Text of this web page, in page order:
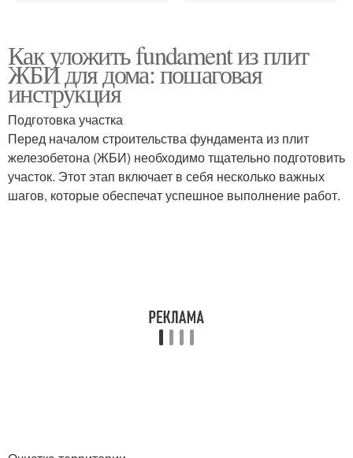
Как уложить fundament из плит
ЖБИ для дома: пошаговая
инструкция
Подготовка участка
Перед началом строительства фундамента из плит
железобетона (ЖБИ) необходимо тщательно подготовить
участок. Этот этап включает в себя несколько важных
шагов, которые обеспечат успешное выполнение работ.